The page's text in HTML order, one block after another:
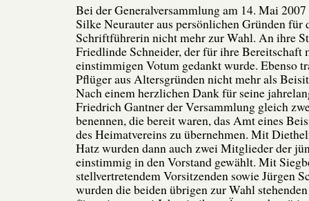
Bei derGeneralversammlung am 14. Mai
Silke Neurauter aus persönlichen Gründen für
Schriftführerin nicht mehr zur Wahl. An ihre
Friedlinde Schneider, der für ihre Bereitschaft
einstimmigen Votum gedankt wurde. Ebenso
Pflüger aus Altersgründen nicht mehr als
Nach einem herzlichen Dank für seine
Friedrich Gantner der Versammlung gleich
benennen, die bereit waren, das Amt eines
des Heimatvereins zu übernehmen. Mit
Hatz wurden dann auch zwei Mitglieder der
einstimmig in den Vorstand gewählt. Mit
stellvertretendem Vorsitzenden sowie Jürgen
wurden die beiden übrigen zur Wahl